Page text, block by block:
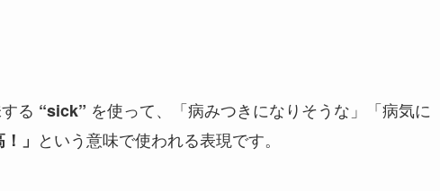
る “sick” を使って、「病みつきになりそうな」「病気に
」 という意味で使われる表現です。